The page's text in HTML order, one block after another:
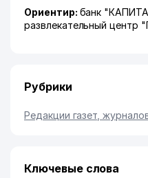
Ориентир: банк
развлекательный центр
Рубрики
Редакции газет,
Ключевые слова